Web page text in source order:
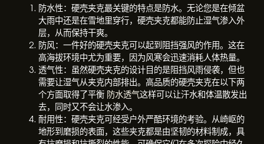
防水性：硬壳夹克最关键的特点是防水。无论您是在倾盆
大雨中还是在雪地里穿行，硬壳夹克都能防止湿气渗入外
层，从而保持干爽。
防风：一件好的硬壳夹克可以起到阻挡强风的作用。这在
高海拔环境中尤为重要，因为风寒会迅速消耗人体热量。
透气性：虽然硬壳夹克的设计目的是阻挡风雨侵袭，但也
需要让湿气从夹克内部排出。高品质的硬壳夹克在以下两
个方面取得了平衡 防水透气这样可以让汗水和体温散发出
去，同时又不会让水渗入。
耐用性：硬壳夹克可经受户外严酷环境的考验。从崎岖的
地形到磨损的表面，这些夹克都是由坚韧的材料制成，具